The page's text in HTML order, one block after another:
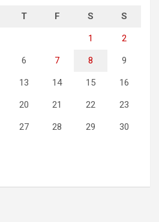
T F S S
1 2
6 7 8 9
13 14 15 16
20 21 22 23
27 28 29 30